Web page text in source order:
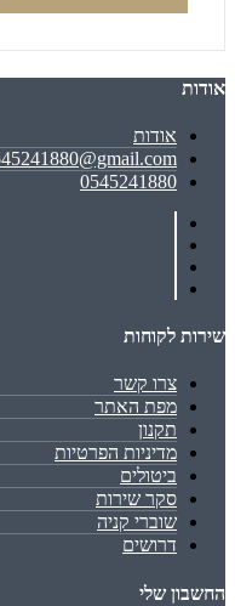
אודות
אודות
0545241880
שירות לקוחות
צרו קשר
מפת האתר
תקנון
מדיניות הפרטיות
ביטולים
סקר שירות
שוברי קניה
דרושים
החשבון שלי